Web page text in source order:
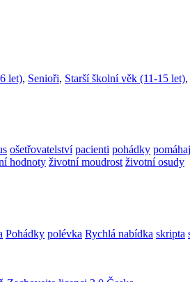
let), Senioři, Starší školní věk (11-15 let),
ošetřovatelství pacienti pohádky
hodnoty životní moudrost životní osudy
Pohádky polévka Rychlá nabídka skripta